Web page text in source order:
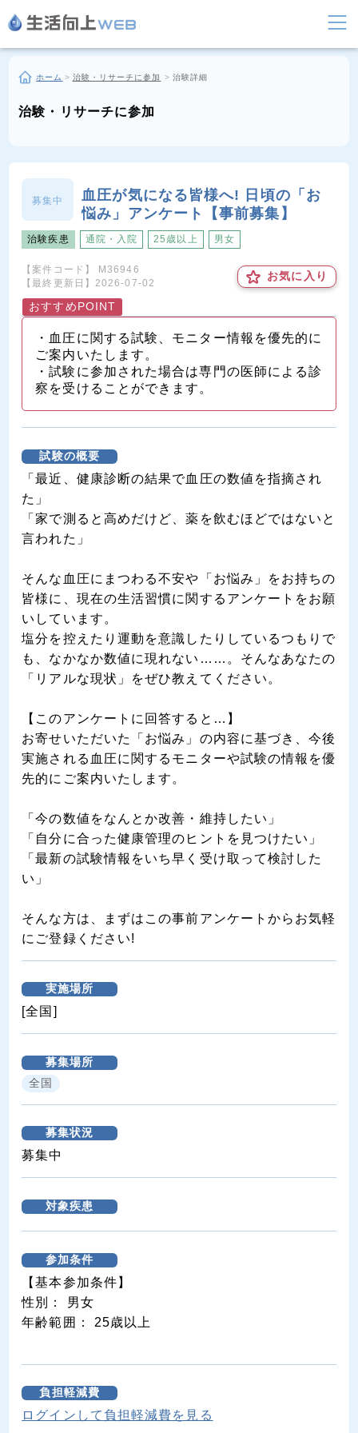
ホーム > 治験・リサーチに参加 > 治験詳細
治験・リサーチに参加
募集中
血圧が気になる皆様へ! 日頃の「お
悩み」アンケート【事前募集】
治験疾患 通院・入院 25歳以上 男女
【案件コード】
M36946
【最終更新日】 2026-07-02
お気に入り
おすすめPOINT
・血圧に関する試験、モニター情報を優先的に
ご案内いたします。
・試験に参加された場合は専門の医師による診
察を受けることができます。
試験の概要
「最近、健康診断の結果で血圧の数値を指摘され
た」
「家で測ると高めだけど、薬を飲むほどではないと
言われた」
そんな血圧にまつわる不安や「お悩み」をお持ちの
皆様に、現在の生活習慣に関するアンケートをお願
いしています。
塩分を控えたり運動を意識したりしているつもりで
も、なかなか数値に現れない……。そんなあなたの
「リアルな現状」をぜひ教えてください。
【このアンケートに回答すると…】
お寄せいただいた「お悩み」の内容に基づき、今後
実施される血圧に関するモニターや試験の情報を優
先的にご案内いたします。
「今の数値をなんとか改善・維持したい」
「自分に合った健康管理のヒントを見つけたい」
「最新の試験情報をいち早く受け取って検討した
い」
そんな方は、まずはこの事前アンケートからお気軽
にご登録ください!
実施場所
[全国]
募集場所
全国
募集状況
募集中
対象疾患
参加条件
【基本参加条件】
性別： 男女
年齢範囲： 25歳以上
負担軽減費
ログインして負担軽減費を見る